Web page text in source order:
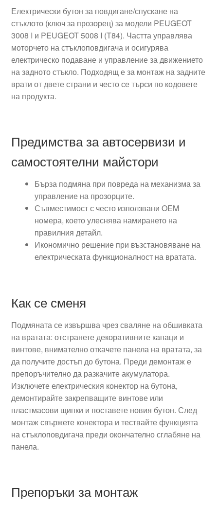
Електрически бутон за повдигане/спускане на
стъклото (ключ за прозорец) за модели PEUGEOT
3008 I и PEUGEOT 5008 I (T84). Частта управлява
моторчето на стъклоповдигача и осигурява
електрическо подаване и управление за движението
на задното стъкло. Подходящ е за монтаж на задните
врати от двете страни и често се търси по кодовете
на продукта.
Предимства за автосервизи и
самостоятелни майстори
Бърза подмяна при повреда на механизма за
управление на прозорците.
Съвместимост с често използвани OEM
номера, което улеснява намирането на
правилния детайл.
Икономично решение при възстановяване на
електрическата функционалност на вратата.
Как се сменя
Подмяната се извършва чрез сваляне на обшивката
на вратата: отстранете декоративните капаци и
винтове, внимателно откачете панела на вратата, за
да получите достъп до бутона. Преди демонтаж е
препоръчително да разкачите акумулатора.
Изключете електрическия конектор на бутона,
демонтирайте закрепващите винтове или
пластмасови щипки и поставете новия бутон. След
монтаж свържете конектора и тествайте функцията
на стъклоповдигача преди окончателно сглабяне на
панела.
Препоръки за монтаж